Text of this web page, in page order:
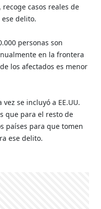
casos reales de
delito.
personas son
en la frontera
los afectados es menor
se incluyó a EE.UU.
que para el resto de
países para que tomen
ese delito.